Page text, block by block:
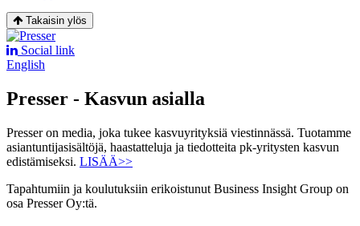
Takaisin ylös
Social link
English
Presser - Kasvun asialla
Presser on media, joka tukee kasvuyrityksiä viestinnässä. Tuotamme
asiantuntijasisältöjä, haastatteluja ja tiedotteita pk-yritysten kasvun
edistämiseksi. LISÄÄ>>
Tapahtumiin ja koulutuksiin erikoistunut Business Insight Group on
osa Presser Oy:tä.